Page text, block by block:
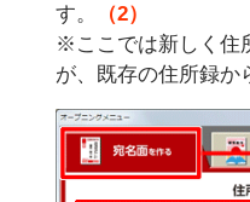
す。
（2）
※ここでは新しく住
が、既存の住所録か